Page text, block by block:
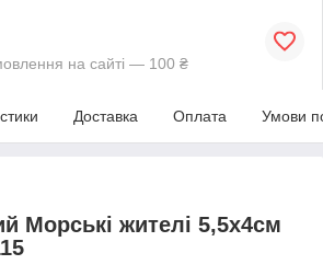
на сайті — 100 ₴
Доставка Оплата Умови
Морські жителі 5,5х4см